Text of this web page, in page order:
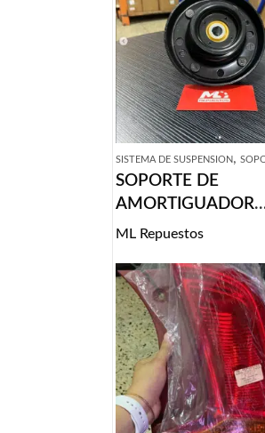
SISTEMA DE SUSPENSION,SOPORTE
SOPORTE DE
AMORTIGUADOR
JAGUAR 2003-2014
ML Repuestos